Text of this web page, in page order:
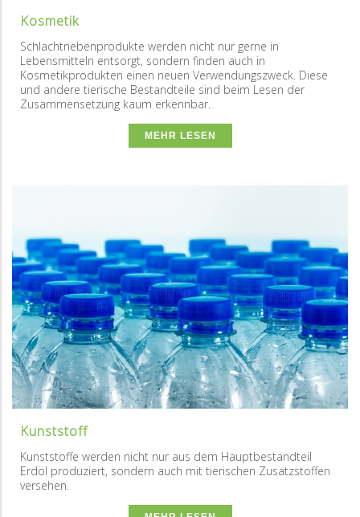
Kosmetik
Schlachtnebenprodukte werden nicht nur gerne in
Lebensmitteln entsorgt, sondern finden auch in
Kosmetikprodukten einen neuen Verwendungszweck. Diese
und andere tierische Bestandteile sind beim Lesen der
Zusammensetzung kaum erkennbar.
MEHR LESEN
Kunststoff
Kunststoffe werden nicht nur aus dem Hauptbestandteil
Erdöl produziert, sondern auch mit tierischen Zusatzstoffen
versehen.